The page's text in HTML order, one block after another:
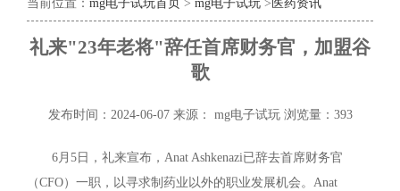
当前位置： mg电子试玩首页 > mg电子试玩 > 医药资讯
礼来"23年老将"辞任首席财务官，加盟谷
歌
发布时间：2024-06-07 来源： mg电子试玩 浏览量：393
6月5日，礼来宣布，Anat Ashkenazi已辞去首席财务官
（CFO）一职，以寻求制药业以外的职业发展机会。Anat